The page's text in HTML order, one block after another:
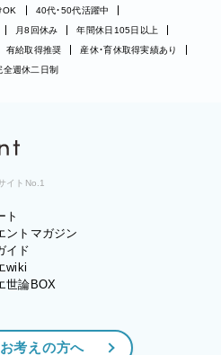
OK
40代・50代活躍中
月8回休み
年間休日105日以上
有給取得推奨
産休・育休取得実績あり
全週休二日制
イトNo.1
ト
ントマガジン
イド
wiki
世論BOX
考えの方へ